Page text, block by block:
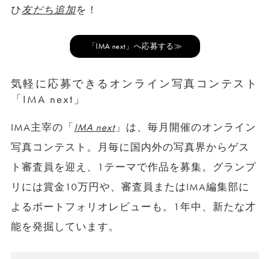
ひ友だち追加を！
「IMA next」へ応募する≫
気軽に応募できるオンライン写真コンテスト
「IMA next」
IMA主宰の「 IMA next」は、毎月開催のオンライン
写真コンテスト。月毎に国内外の写真界からゲス
ト審査員を迎え、1テーマで作品を募集。グランプ
リには賞金10万円や、審査員またはIMA編集部に
よるポートフォリオレビューも。1年中、新たな才
能を発掘しています。